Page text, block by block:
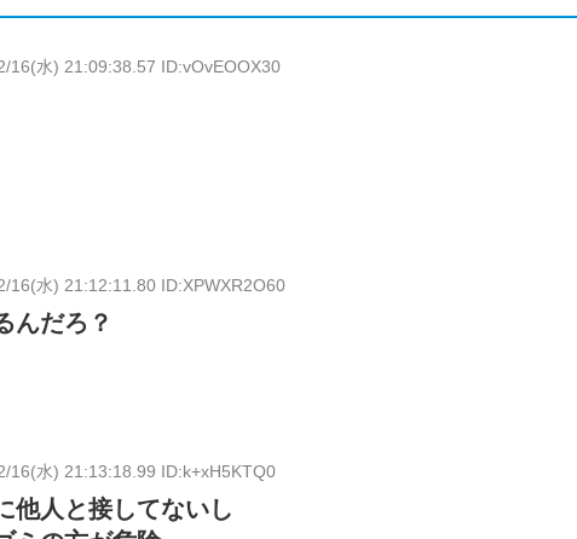
16(水) 21:09:38.57 ID:vOvEOOX30
16(水) 21:12:11.80 ID:XPWXR2O60
んだろ？
16(水) 21:13:18.99 ID:k+xH5KTQ0
他人と接してないし